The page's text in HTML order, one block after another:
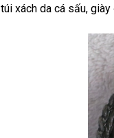
xách da cá sấu,